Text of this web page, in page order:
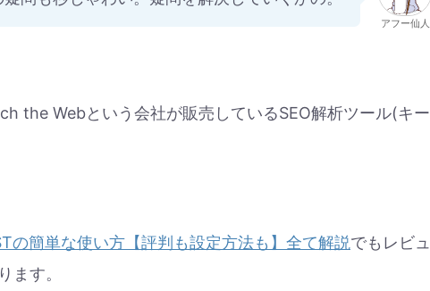
アフー仙人
the Webという会社が販売しているSEO解析ツール(キー
の簡単な使い方【評判も設定方法も】全て解説でもレビュ
ます。